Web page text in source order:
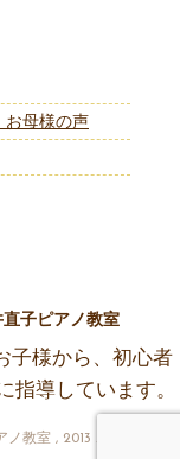
お母様の声
子ピアノ教室
子様から、初心者
指導しています。
教室 , 2013 All Rights